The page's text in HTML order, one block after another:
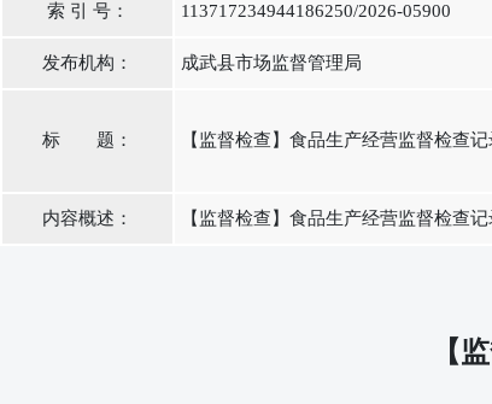
索 引 号： 113717234944186250/2026-05900
发布机构： 成武县市场监督管理局
标 题： 【监督检查】食品生产经营监督检查
内容概述： 【监督检查】食品生产经营监督检查
【